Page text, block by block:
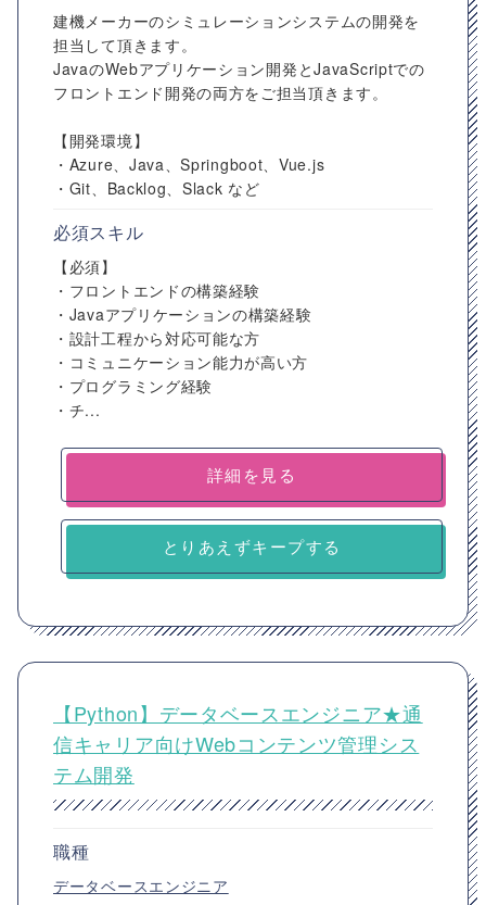
建機メーカーのシミュレーションシステムの開発を
担当して頂きます。
JavaのWebアプリケーション開発とJavaScriptでの
フロントエンド開発の両方をご担当頂きます。
【開発環境】
・Azure、Java、Springboot、Vue.js
・Git、Backlog、Slack など
必須スキル
【必須】
・フロントエンドの構築経験
・Javaアプリケーションの構築経験
・設計工程から対応可能な方
・コミュニケーション能力が高い方
・プログラミング経験
・チ...
詳細を見る
とりあえずキープする
【Python】データベースエンジニア★通
信キャリア向けWebコンテンツ管理シス
テム開発
職種
データベースエンジニア